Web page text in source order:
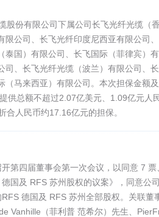
份有限公司下属公司长飞光纤光缆（
限公司、长飞光纤印度尼西亚有限公司
泰国）有限公司、长飞国际（菲律宾）
司、长飞光纤光缆（波兰）有限公司、
（马来西亚）有限公司。本次担保金额
供总额不超过2.07亿美元、1.09亿元人
人民币约17.16亿元的担保。
第四届董事会第一次会议，以同意 7
国及 RFS 苏州股权的议案》，同意公
德国及 RFS 苏州全部股权。关联董
Vanhille（菲利普 范希尔）先生、